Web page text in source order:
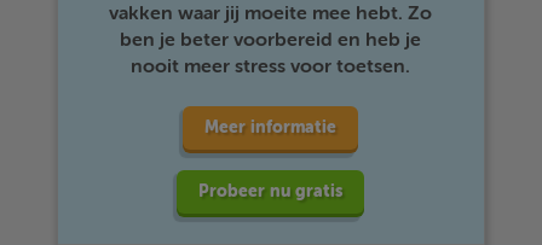
vakken waar jij moeite mee hebt. Zo
ben je beter voorbereid en heb je
nooit meer stress voor toetsen.
Meer informatie
Probeer nu gratis